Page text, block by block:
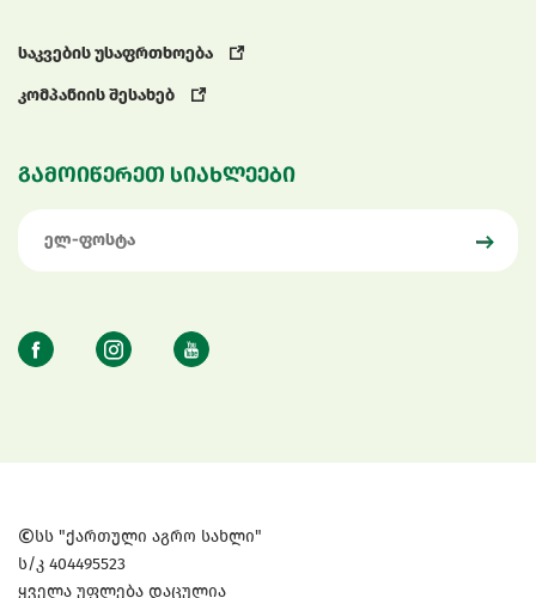
საკვების უსაფრთხოება
კომპანიის შესახებ
გამოიწერეთ სიახლეები
სს "ქართული აგრო სახლი"
ს/კ 404495523
ყველა უფლება დაცულია